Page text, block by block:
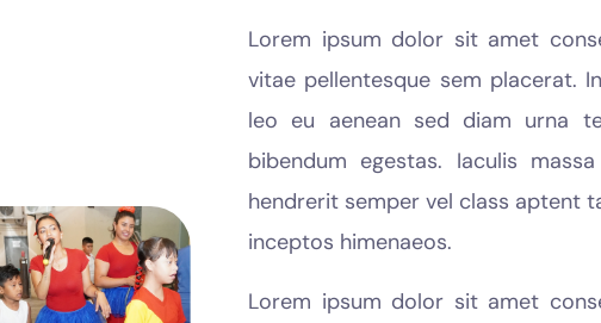
Lorem ipsum dolor sit amet
vitae pellentesque sem placerat.
leo eu aenean sed diam urna
bibendum egestas. Iaculis
hendrerit semper vel class aptent
inceptos himenaeos.
Lorem ipsum dolor sit amet